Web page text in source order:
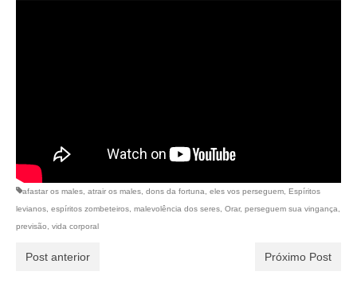
afastar os males, atrair os males, dons da fortuna, eles vos perseguem, Espíritos
levianos, espíritos zombeteiros, malevolência dos seres, Orar, perseguem sua vingança,
previsão, vida corporal
Post anterior Próximo Post